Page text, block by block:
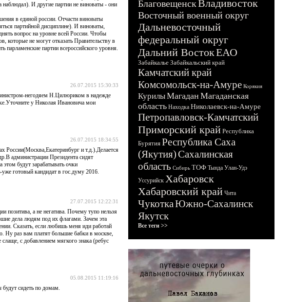
И другие партии не виноваты - они
в единой россии. Отчасти виноваты
партийной дисциплине). И виноваты,
вопрос на уровне всей России. Чтобы
которые не могут отказать Правительству в
партии всероссийского уровня.
26.07.2015 15:30:33
негодяем Н.Цилюриком в надежде
у Николая Ивановича мои
26.07.2015 18:34:55
России(Москва,Екатеринбург и т.д.).Делается
администрации Президента сидят
будут зарабатывать очки
готовый кандидат в гос.думу 2016.
27.07.2015 12:22:31
позитива, а не негатива. Почему тупо нельзя
дела людям под их флагами. Зачем эта
Сказать, если любишь меня иди работай
Ну раз вам платят большие бабки в москве,
с добавлением мягкого знака (ребус
05.08.2015 11:19:16
сидеть по домам.
БлаговещенскВладивосток
Восточный военный округ
Дальневосточный
федеральный округ
Дальний ВостокЕАО
Забайкалье Забайкальский край
Камчатский край
Комсомольск-на-Амуре Корякия
КурилыМагадан Магаданская
область Находка Николаевск-на-Амуре
Петропавловск-Камчатский
Приморский край Республика
Бурятия Республика Саха
(Якутия)Сахалинская
область Сибирь ТОФ Тында Улан-Удэ
Уссурийск Хабаровск
Хабаровский край Чита
ЧукоткаЮжно-Сахалинск
Якутск
Все теги >>